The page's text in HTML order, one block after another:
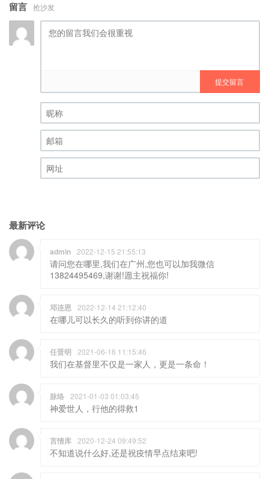
留言 抢沙发
提交留言
昵称 (必填)
邮箱 (必填)
最新评论
admin 2022-12-15 21:55:13
请问您在哪里,我们在广州,您也可以加我微信
13824495469,谢谢!愿主祝福你!
邓连恩 2022-12-14 21:12:40
在哪儿可以长久的听到你讲的道
任晋明 2021-06-16 11:15:46
我们在基督里不仅是一家人，更是一条命！
脉络 2021-01-03 01:03:45
神爱世人，行他的得救1
言情库 2020-12-24 09:49:52
不知道说什么好,还是祝疫情早点结束吧!